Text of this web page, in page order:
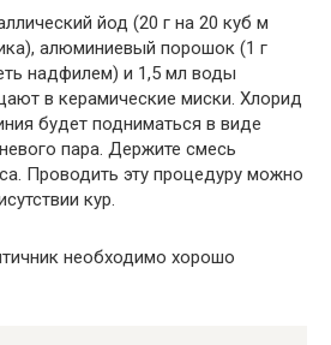
йод (20 г на 20 куб м
алюминиевый порошок (1 г
надфилем) и 1,5 мл воды
в керамические миски. Хлорид
будет подниматься в виде
пара. Держите смесь
Проводить эту процедуру можно
кур.
необходимо хорошо